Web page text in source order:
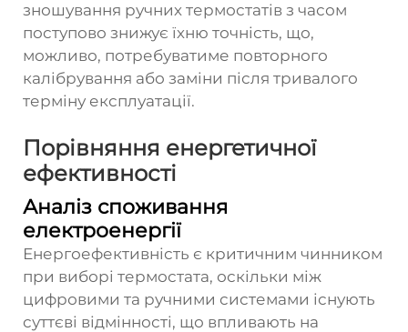
зношування ручних термостатів з часом
поступово знижує їхню точність, що,
можливо, потребуватиме повторного
калібрування або заміни після тривалого
терміну експлуатації.
Порівняння енергетичної
ефективності
Аналіз споживання
електроенергії
Енергоефективність є критичним чинником
при виборі термостата, оскільки між
цифровими та ручними системами існують
суттєві відмінності, що впливають на